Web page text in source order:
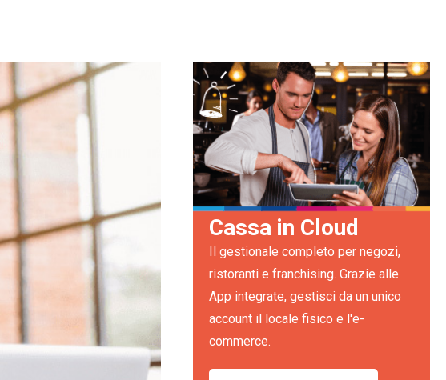
Cassa in Cloud
Il gestionale completo per negozi,
ristoranti e franchising. Grazie alle
App integrate, gestisci da un unico
account il locale fisico e l'e-
commerce.